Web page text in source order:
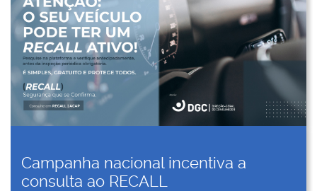
Campanha nacional incentiva a
consulta ao RECALL